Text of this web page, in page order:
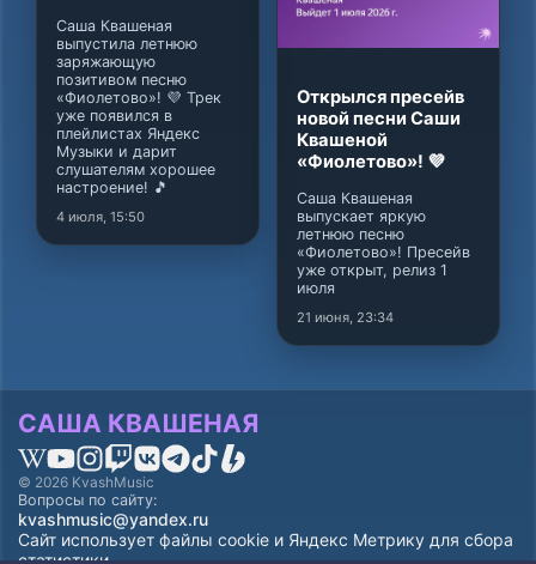
Саша Квашеная
выпустила летнюю
заряжающую
позитивом песню
«Фиолетово»! 💜 Трек
уже появился в
плейлистах Яндекс
Музыки и дарит
слушателям хорошее
настроение! 🎵
4 июля, 15:50
Открылся пресейв
новой песни Саши
Квашеной
«Фиолетово»! 💜
Саша Квашеная
выпускает яркую
летнюю песню
«Фиолетово»! Пресейв
уже открыт, релиз 1
июля
21 июня, 23:34
САША КВАШЕНАЯ
© 2026 KvashMusic
Вопросы по сайту:
kvashmusic@yandex.ru
Сайт использует файлы cookie и Яндекс Метрику для сбора
статистики